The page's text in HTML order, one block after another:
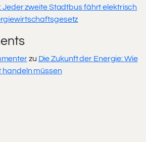
Jeder zweite Stadtbus fährt elektrisch
zu Die Zukunft der Energie: Wie
handeln müssen